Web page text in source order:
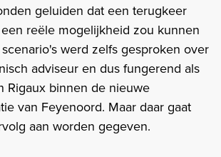
geluiden dat een terugkeer
reële mogelijkheid zou kunnen
werd zelfs gesproken over
adviseur en dus fungerend als
Rigaux binnen de nieuwe
van Feyenoord. Maar daar gaat
aan worden gegeven.